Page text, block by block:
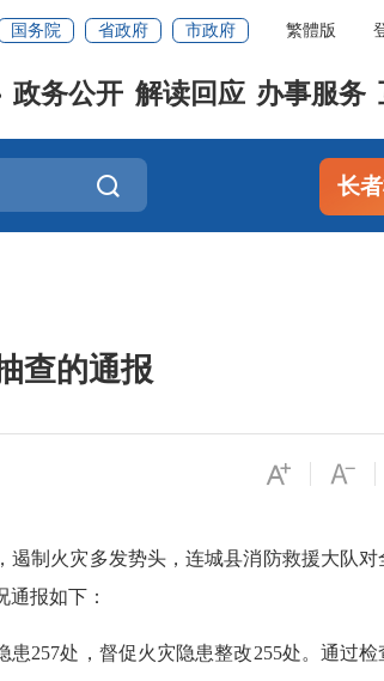
国务院 省政府 市政府 繁體版
政务公开 解读回应 办事服务
长
查的通报
制火灾多发势头，连城县消防救援大队对
报如下：
257处，督促火灾隐患整改255处。通过检